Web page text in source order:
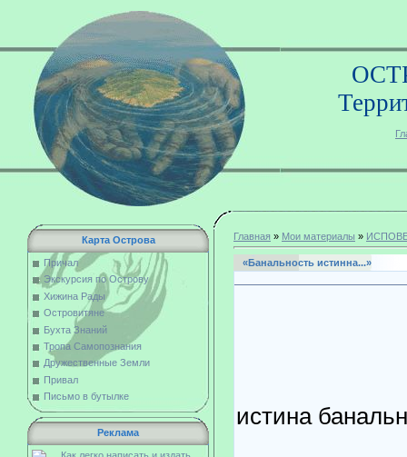
Карта Острова
Причал
Экскурсия по Острову
Хижина Рады
Островитяне
Бухта Знаний
Тропа Самопознания
Дружественные Земли
Привал
Письмо в бутылке
Реклама
Главная » Мои материалы »
«Банальность истинна...»
истина